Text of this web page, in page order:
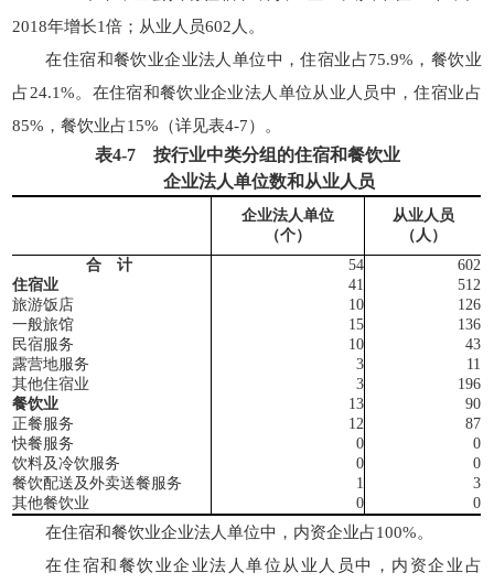
2018年增长1倍；从业人员602人。
在住宿和餐饮业企业法人单位中，住宿业占75.9%，餐饮业
占24.1%。在住宿和餐饮业企业法人单位从业人员中，住宿业占
85%，餐饮业占15%（详见表4-7）。
表4-7按行业中类分组的住宿和餐饮业
企业法人单位数和从业人员
企业法人单位
（个）
从业人员
（人）
合 计
54
602
住宿业
41
512
旅游饭店
10
126
一般旅馆
15
136
民宿服务
10
43
露营地服务
3
11
其他住宿业
3
196
餐饮业
13
90
正餐服务
12
87
快餐服务
0
0
饮料及冷饮服务
0
0
餐饮配送及外卖送餐服务
1
3
其他餐饮业
0 0
在住宿和餐饮业企业法人单位中，内资企业占100%。
在住宿和餐饮业企业法人单位从业人员中，内资企业占